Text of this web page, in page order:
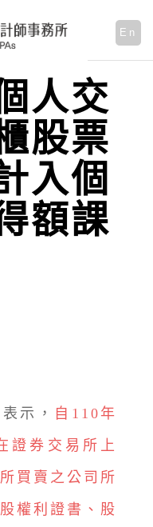
En
人交
股票
入個
額課
示，
自110年
證券交易所上
買賣之公司所
權利證書、股